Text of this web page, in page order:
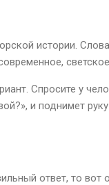
истории.
Спросите у
и поднимет
ответ, то вот